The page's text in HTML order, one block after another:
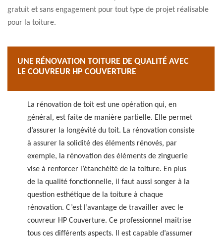
gratuit et sans engagement pour tout type de projet réalisable
pour la toiture.
UNE RÉNOVATION TOITURE DE QUALITÉ AVEC
LE COUVREUR HP COUVERTURE
La rénovation de toit est une opération qui, en
général, est faite de manière partielle. Elle permet
d’assurer la longévité du toit. La rénovation consiste
à assurer la solidité des éléments rénovés, par
exemple, la rénovation des éléments de zinguerie
vise à renforcer l’étanchéité de la toiture. En plus
de la qualité fonctionnelle, il faut aussi songer à la
question esthétique de la toiture à chaque
rénovation. C’est l’avantage de travailler avec le
couvreur HP Couverture. Ce professionnel maitrise
tous ces différents aspects. Il est capable d’assumer